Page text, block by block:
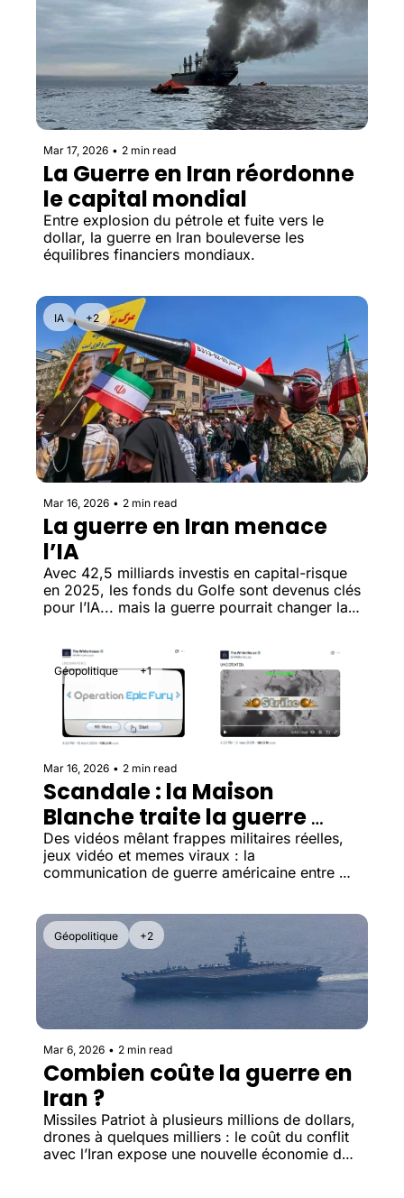
Mar 17, 2026 • 2 min read
La Guerre en Iran réordonne
le capital mondial
Entre explosion du pétrole et fuite vers le
dollar, la guerre en Iran bouleverse les
équilibres financiers mondiaux.
IA +2
Mar 16, 2026 • 2 min read
La guerre en Iran menace
l’IA
Avec 42,5 milliards investis en capital-risque
en 2025, les fonds du Golfe sont devenus clés
pour l’IA... mais la guerre pourrait changer la
Géopolitique +1
Mar 16, 2026 • 2 min read
Scandale : la Maison
Blanche traite la guerre
comme un jeu vidéo
Des vidéos mêlant frappes militaires réelles,
jeux vidéo et memes viraux : la
communication de guerre américaine entre
Géopolitique +2
Mar 6, 2026 • 2 min read
Combien coûte la guerre en
Iran ?
Missiles Patriot à plusieurs millions de dollars,
drones à quelques milliers : le coût du conflit
avec l’Iran expose une nouvelle économie de